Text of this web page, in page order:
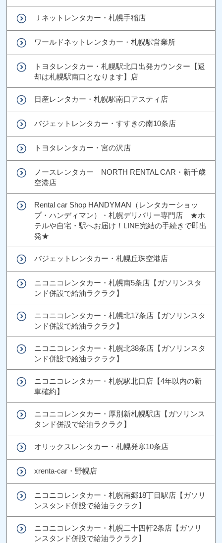
Ｊネットレンタカー・札幌手稲店
ワールドネットレンタカー・札幌駅営業所
トヨタレンタカー・札幌駅北口出発カウンター【返
却は札幌駅南口となります】店
日産レンタカー・札幌駅南口アスティ店
バジェットレンタカー・すすきの南10条店
トヨタレンタカー・宮の沢店
ノースレンタカー NORTH RENTAL CAR・新千歳
空港店
Rental car Shop HANDYMAN（レンタカーショッ
プ・ハンディマン）・札幌デリバリー専門店 ★ホ
テルや自宅・駅へお届け！LINE完結の手続きで即出
発★
バジェットレンタカー・札幌丘珠空港店
ニコニコレンタカー・札幌南5条店【ガソリンスタ
ンド併設で給油ラクラク】
ニコニコレンタカー・札幌北17条店【ガソリンスタ
ンド併設で給油ラクラク】
ニコニコレンタカー・札幌北38条店【ガソリンスタ
ンド併設で給油ラクラク】
ニコニコレンタカー・札幌駅北口店【4年以内の新
車確約】
ニコニコレンタカー・厚別新札幌駅店【ガソリンス
タンド併設で給油ラクラク】
オリックスレンタカー・札幌発寒10条店
xrenta-car・野幌店
ニコニコレンタカー・札幌南郷18丁目駅店【ガソリ
ンスタンド併設で給油ラクラク】
ニコニコレンタカー・札幌二十四軒2条店【ガソリ
ンスタンド併設で給油ラクラク】